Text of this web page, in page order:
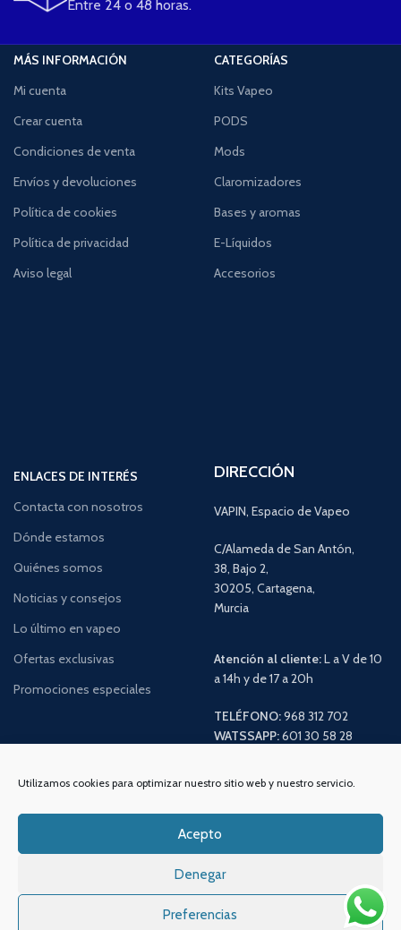
Utilizamos cookies para optimizar nuestro sitio web y nuestro servicio.
Acepto
Denegar
Preferencias
Entre 24 o 48 horas.
MÁS INFORMACIÓN
Mi cuenta
Crear cuenta
Condiciones de venta
Envíos y devoluciones
Política de cookies
Política de privacidad
Aviso legal
CATEGORÍAS
Kits Vapeo
PODS
Mods
Claromizadores
Bases y aromas
E-Líquidos
Accesorios
ENLACES DE INTERÉS
Contacta con nosotros
Dónde estamos
Quiénes somos
Noticias y consejos
Lo último en vapeo
Ofertas exclusivas
Promociones especiales
DIRECCIÓN
VAPIN, Espacio de Vapeo
C/Alameda de San Antón,
38, Bajo 2,
30205, Cartagena,
Murcia
Atención al cliente:L a V de 10
a 14h y de 17 a 20h
TELÉFONO:968 312 702
WATSSAPP:601 30 58 28